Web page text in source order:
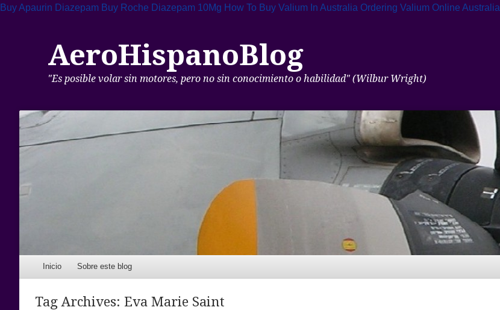
Buy Apaurin Diazepam Buy Roche Diazepam 10Mg How To Buy Valium In Australia Ordering Valium Online Australia
AeroHispanoBlog
"Es posible volar sin motores, pero no sin conocimiento o habilidad" (Wilbur Wright)
Menu
Skip to content
Inicio Sobre este blog
Tag Archives: Eva Marie Saint